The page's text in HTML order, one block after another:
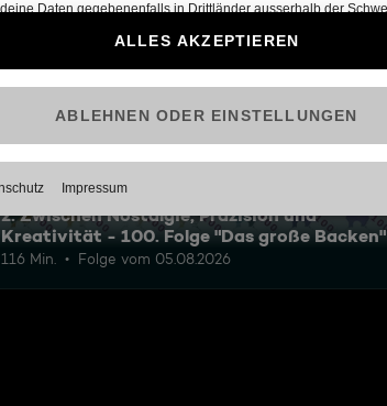
6
2: Zwischen Nostalgie, Präzision und
Kreativität - 100. Folge "Das große Backen"
116 Min. Folge vom 05.08.2026